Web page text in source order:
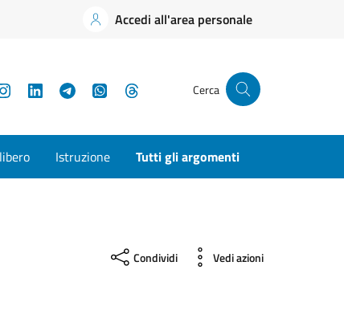
Accedi all'area personale
InstagramLinkedInTelegramWhatsApp Cerca
Istruzione Tutti gli argomenti
Condividi Vedi azioni